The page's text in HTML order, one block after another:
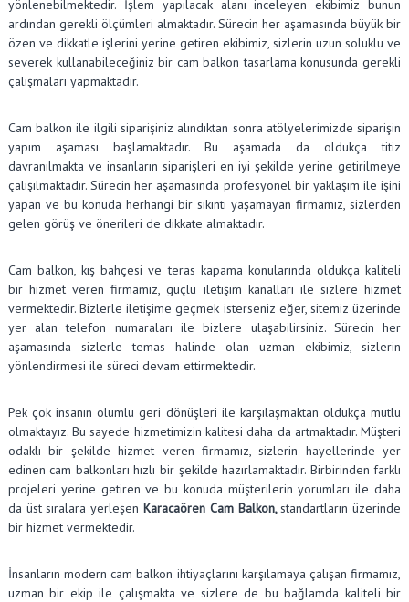
yönlenebilmektedir. İşlem yapılacak alanı inceleyen ekibimiz bunun
ardından gerekli ölçümleri almaktadır. Sürecin her aşamasında büyük bir
özen ve dikkatle işlerini yerine getiren ekibimiz, sizlerin uzun soluklu ve
severek kullanabileceğiniz bir cam balkon tasarlama konusunda gerekli
çalışmaları yapmaktadır.
Cam balkon ile ilgili siparişiniz alındıktan sonra atölyelerimizde siparişin
yapım aşaması başlamaktadır. Bu aşamada da oldukça titiz
davranılmakta ve insanların siparişleri en iyi şekilde yerine getirilmeye
çalışılmaktadır. Sürecin her aşamasında profesyonel bir yaklaşım ile işini
yapan ve bu konuda herhangi bir sıkıntı yaşamayan firmamız, sizlerden
gelen görüş ve önerileri de dikkate almaktadır.
Cam balkon, kış bahçesi ve teras kapama konularında oldukça kaliteli
bir hizmet veren firmamız, güçlü iletişim kanalları ile sizlere hizmet
vermektedir. Bizlerle iletişime geçmek isterseniz eğer, sitemiz üzerinde
yer alan telefon numaraları ile bizlere ulaşabilirsiniz. Sürecin her
aşamasında sizlerle temas halinde olan uzman ekibimiz, sizlerin
yönlendirmesi ile süreci devam ettirmektedir.
Pek çok insanın olumlu geri dönüşleri ile karşılaşmaktan oldukça mutlu
olmaktayız. Bu sayede hizmetimizin kalitesi daha da artmaktadır. Müşteri
odaklı bir şekilde hizmet veren firmamız, sizlerin hayellerinde yer
edinen cam balkonları hızlı bir şekilde hazırlamaktadır. Birbirinden farklı
projeleri yerine getiren ve bu konuda müşterilerin yorumları ile daha
da üst sıralara yerleşen Karacaören Cam Balkon,standartların üzerinde
bir hizmet vermektedir.
İnsanların modern cam balkon ihtiyaçlarını karşılamaya çalışan firmamız,
uzman bir ekip ile çalışmakta ve sizlere de bu bağlamda kaliteli bir